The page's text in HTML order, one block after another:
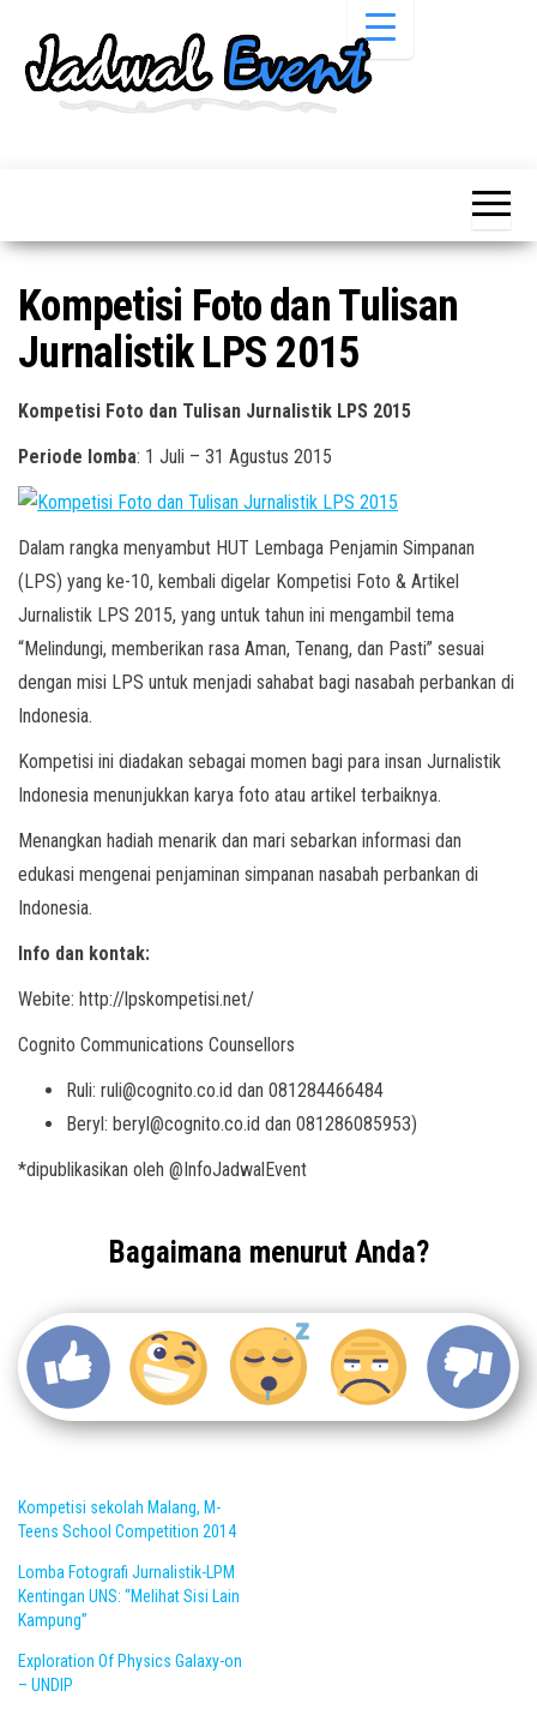
Pameran,
Acara &
Promo
Terbaru
Pameran,
Bazaar,
Workshop,
Job Fair,
Lomba dll.
Kompetisi Foto dan Tulisan
Jurnalistik LPS 2015
Kompetisi Foto dan Tulisan Jurnalistik LPS 2015
Periode lomba: 1 Juli – 31 Agustus 2015
Dalam rangka menyambut HUT Lembaga Penjamin Simpanan
(LPS) yang ke-10, kembali digelar Kompetisi Foto & Artikel
Jurnalistik LPS 2015, yang untuk tahun ini mengambil tema
“Melindungi, memberikan rasa Aman, Tenang, dan Pasti” sesuai
dengan misi LPS untuk menjadi sahabat bagi nasabah perbankan di
Indonesia.
Kompetisi ini diadakan sebagai momen bagi para insan Jurnalistik
Indonesia menunjukkan karya foto atau artikel terbaiknya.
Menangkan hadiah menarik dan mari sebarkan informasi dan
edukasi mengenai penjaminan simpanan nasabah perbankan di
Indonesia.
Info dan kontak:
Webite: http://lpskompetisi.net/
Cognito Communications Counsellors
Ruli: ruli@cognito.co.id dan 081284466484
Beryl: beryl@cognito.co.id dan 081286085953)
*dipublikasikan oleh @InfoJadwalEvent
Bagaimana menurut Anda?
Kompetisi sekolah Malang, M-
Teens School Competition 2014
Lomba Fotografi Jurnalistik-LPM
Kentingan UNS: “Melihat Sisi Lain
Kampung”
Exploration Of Physics Galaxy-on
– UNDIP